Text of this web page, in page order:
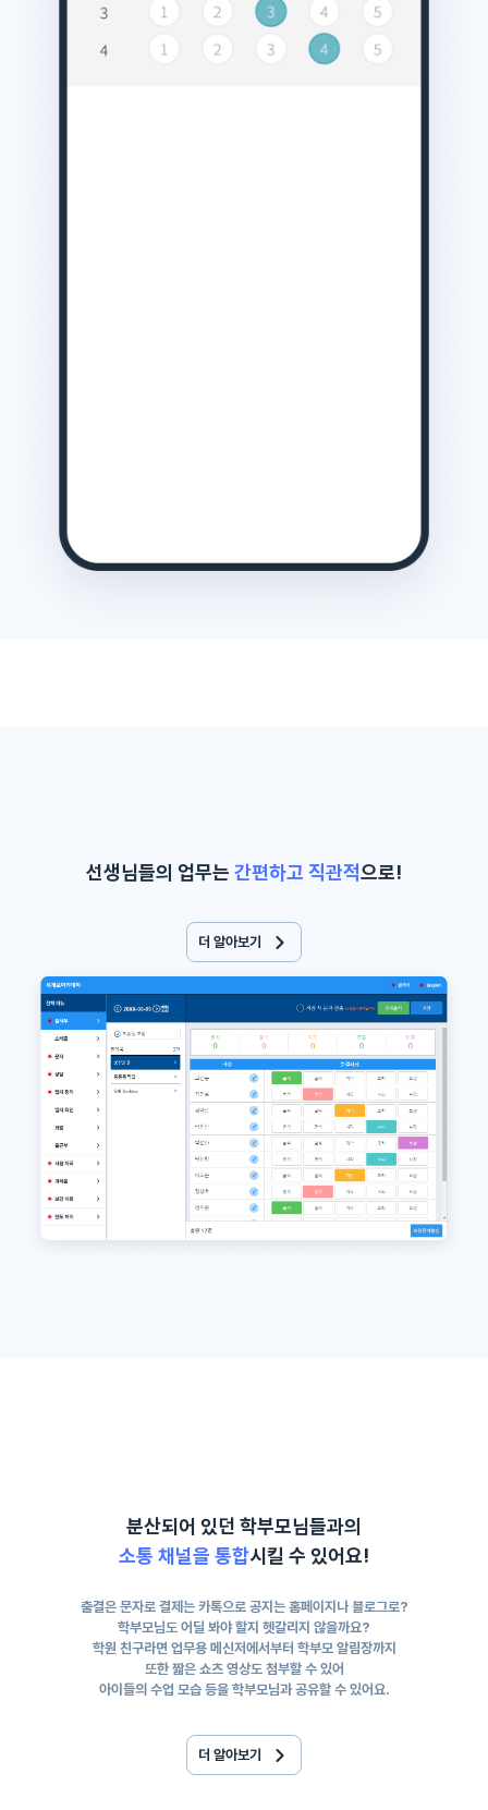
선생님들의 업무는 간편하고 직관적으로!
더 알아보기
분산되어 있던 학부모님들과의
소통 채널을 통합시킬 수 있어요!
출결은 문자로 결제는 카톡으로 공지는 홈페이지나 블로그로?
학부모님도 어딜 봐야 할지 헷갈리지 않을까요?
학원 친구라면 업무용 메신저에서부터 학부모 알림장까지
또한 짧은 쇼츠 영상도 첨부할 수 있어
아이들의 수업 모습 등을 학부모님과 공유할 수 있어요.
더 알아보기